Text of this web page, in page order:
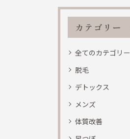
カテゴリー
全てのカテゴリー
脱毛
デトックス
メンズ
体質改善